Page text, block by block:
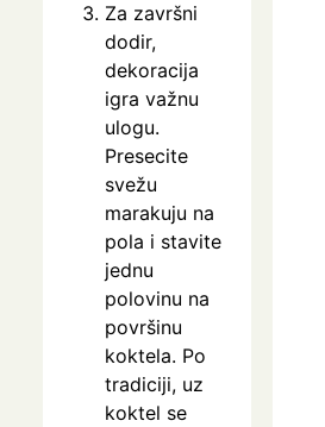
Za završni
dodir,
dekoracija
igra važnu
ulogu.
Presecite
svežu
marakuju na
pola i stavite
jednu
polovinu na
površinu
koktela. Po
tradiciji, uz
koktel se